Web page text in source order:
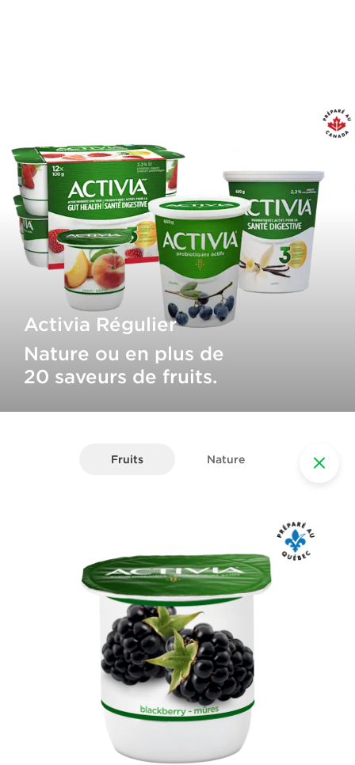
Activia Régulier
Nature ou en plus de
20 saveurs de fruits.
Fruits Nature